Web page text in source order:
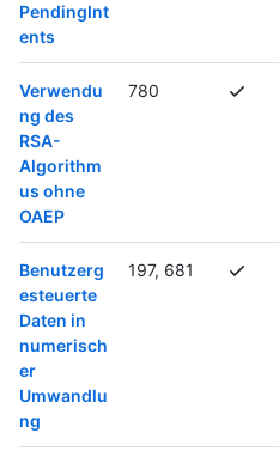
PendingInt
ents
Verwendu
ng des
RSA-
Algorithm
us ohne
OAEP
780
Benutzerg
esteuerte
Daten in
numerisch
er
Umwandlu
ng
197, 681